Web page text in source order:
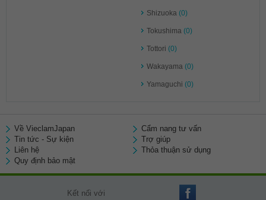
Shizuoka (0)
Tokushima (0)
Tottori (0)
Wakayama (0)
Yamaguchi (0)
Về VieclamJapan
Cẩm nang tư vấn
Tin tức - Sự kiện
Trợ giúp
Liên hệ
Thỏa thuận sử dụng
Quy định bảo mật
Kết nối với